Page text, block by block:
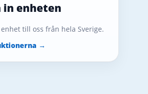
in enheten
till oss från hela Sverige.
→